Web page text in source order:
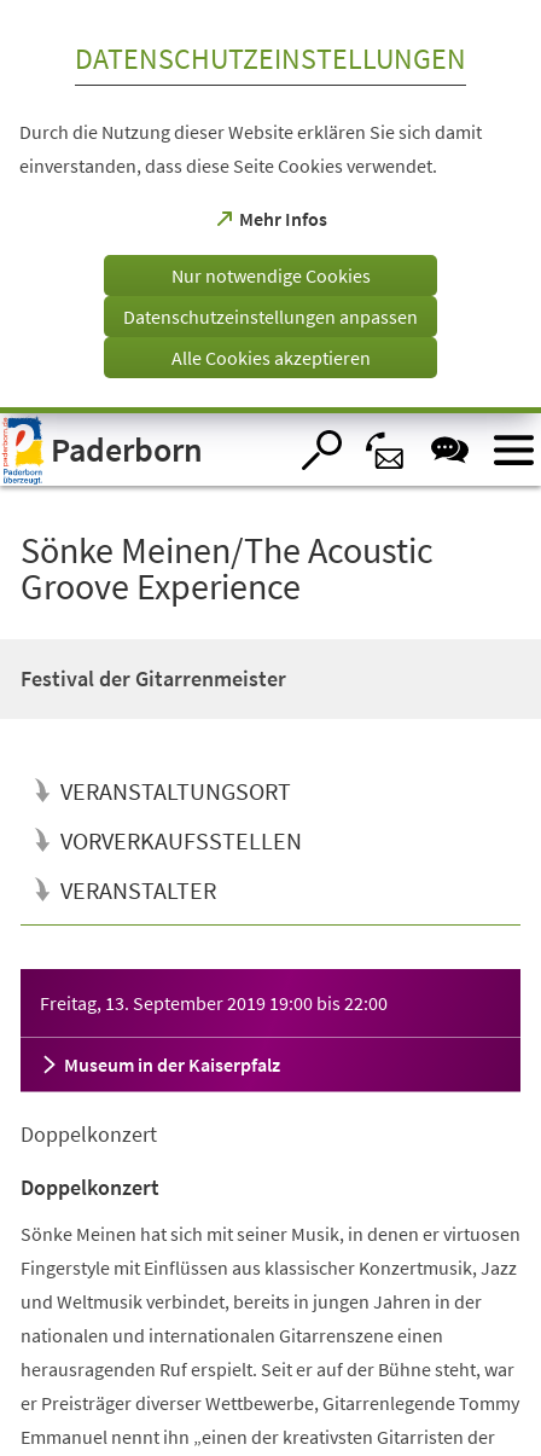
Visuelle
Assistenzsoftware
öffnen.
DATENSCHUTZEINSTELLUNGEN
Durch die Nutzung dieser Website erklären Sie sich damit
einverstanden, dass diese Seite Cookies verwendet.
Mehr Infos
(Öffnet
einem
Tab)
Nur notwendige Cookies
Datenschutzeinstellungen anpassen
Alle Cookies akzeptieren
Paderborn
Sönke Meinen/The Acoustic
Groove Experience
Festival der Gitarrenmeister
VERANSTALTUNGSORT
VORVERKAUFSSTELLEN
VERANSTALTER
Freitag, 13. September 2019 19:00 bis22:00
Museum in der Kaiserpfalz
Doppelkonzert
Doppelkonzert
Sönke Meinen hat sich mit seiner Musik, in denen er virtuosen
Fingerstyle mit Einflüssen aus klassischer Konzertmusik, Jazz
und Weltmusik verbindet, bereits in jungen Jahren in der
nationalen und internationalen Gitarrenszene einen
herausragenden Ruf erspielt. Seit er auf der Bühne steht, war
er Preisträger diverser Wettbewerbe, Gitarrenlegende Tommy
Emmanuel nennt ihn „einen der kreativsten Gitarristen der